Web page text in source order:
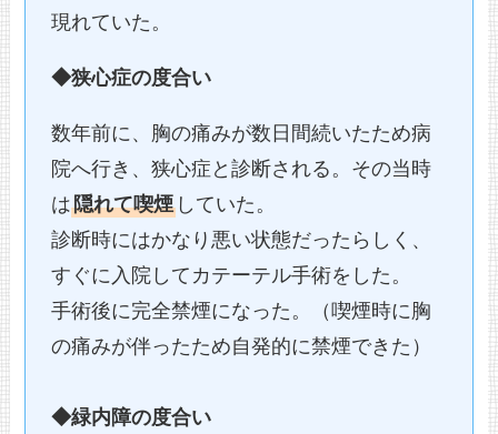
現れていた。
◆狭心症の度合い
数年前に、胸の痛みが数日間続いたため病
院へ行き、狭心症と診断される。その当時
は隠れて喫煙していた。
診断時にはかなり悪い状態だったらしく、
すぐに入院してカテーテル手術をした。
手術後に完全禁煙になった。（喫煙時に胸
の痛みが伴ったため自発的に禁煙できた）
◆緑内障の度合い